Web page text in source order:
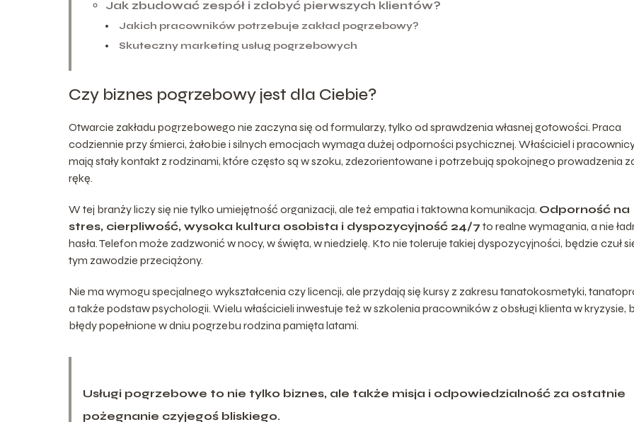
Jak zbudować zespół i zdobyć pierwszych klientów?
Jakich pracowników potrzebuje zakład pogrzebowy?
Skuteczny marketing usług pogrzebowych
Czy biznes pogrzebowy jest dla Ciebie?
Otwarcie zakładu pogrzebowego nie zaczyna się od formularzy, tylko od sprawdzenia własnej gotowości. Praca
codziennie przy śmierci, żałobie i silnych emocjach wymaga dużej odporności psychicznej. Właściciel i
mają stały kontakt z rodzinami, które często są w szoku, zdezorientowane i potrzebują spokojnego prowadzenia
rękę.
W tej branży liczy się nie tylko umiejętność organizacji, ale też empatia i taktowna komunikacja. Odporność na
stres, cierpliwość, wysoka kultura osobista i dyspozycyjność 24/7 to realne wymagania, a nie
hasła. Telefon może zadzwonić w nocy, w święta, w niedzielę. Kto nie toleruje takiej dyspozycyjności, będzie czuł
tym zawodzie przeciążony.
Nie ma wymogu specjalnego wykształcenia czy licencji, ale przydają się kursy z zakresu tanatokosmetyki,
a także podstaw psychologii. Wielu właścicieli inwestuje też w szkolenia pracowników z obsługi klienta w kryzysie,
błędy popełnione w dniu pogrzebu rodzina pamięta latami.
Usługi pogrzebowe to nie tylko biznes, ale także misja i odpowiedzialność za ostatnie
pożegnanie czyjegoś bliskiego.